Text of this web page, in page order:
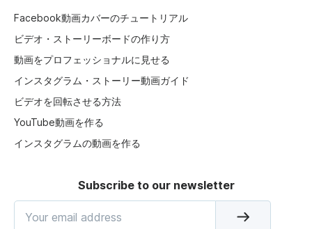
Facebook動画カバーのチュートリアル
ビデオ・ストーリーボードの作り方
動画をプロフェッショナルに見せる
インスタグラム・ストーリー動画ガイド
ビデオを回転させる方法
YouTube動画を作る
インスタグラムの動画を作る
Subscribe to our newsletter